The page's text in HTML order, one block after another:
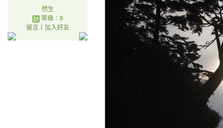
然生
等級：8
留言｜ 加入好友